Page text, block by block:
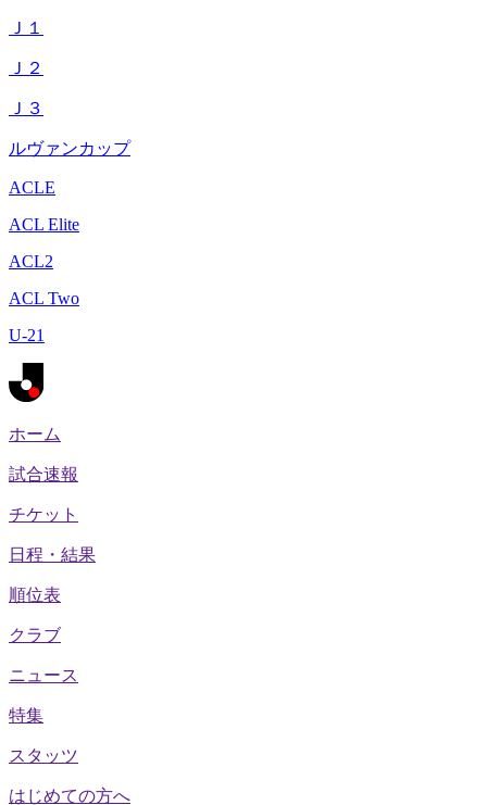
Ｊ１
Ｊ２
Ｊ３
ルヴァンカップ
ACLE
ACL Elite
ACL2
ACL Two
U-21
ホーム
試合速報
チケット
日程・結果
順位表
クラブ
ニュース
特集
スタッツ
はじめての方へ